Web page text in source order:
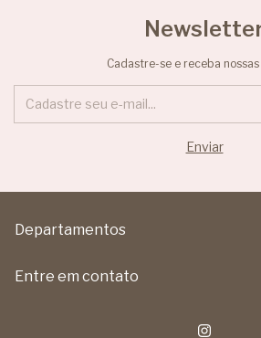
Cadastre-se e receba
Departamentos
Entre em contato